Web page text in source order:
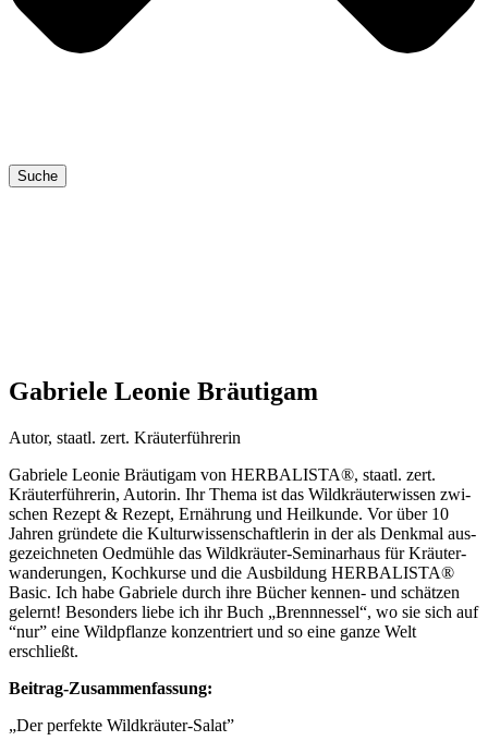
Suche
Gabriele Leonie Bräutigam
Autor, staatl. zert. Kräuterführerin
Gabrie­le Leo­nie Bräu­ti­gam von HERBALISTA®, staatl. zert.
Kräu­ter­füh­re­rin, Autorin. Ihr The­ma ist das Wild­kräu­ter­wis­sen zwi­
schen Rezept & Rezept, Ernäh­rung und Heil­kun­de. Vor über 10
Jah­ren grün­de­te die Kul­tur­wis­sen­schaft­le­rin in der als Denk­mal aus­
ge­zeich­ne­ten Oed­müh­le das Wild­kräu­ter-Semi­nar­haus für Kräu­t­er­
wan­de­run­gen, Koch­kur­se und die Aus­bil­dung HERBALISTA®
Basic. Ich habe Gabrie­le durch ihre Bücher ken­nen- und schät­zen
gelernt! Beson­ders lie­be ich ihr Buch „Brenn­nes­sel“, wo sie sich auf
“nur” eine Wild­pflan­ze kon­zen­triert und so eine gan­ze Welt
erschließt.
Bei­trag-Zusam­men­fas­sung:
„Der per­fek­te Wildkräuter-Salat”